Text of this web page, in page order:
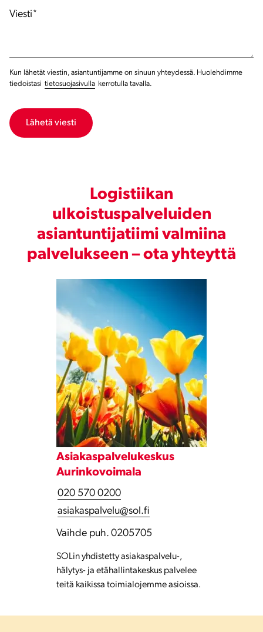
Viesti *
Kun lähetät viestin, asiantuntijamme on sinuun yhteydessä. Huolehdimme
tiedoistasi tietosuojasivulla kerrotulla tavalla.
Logistiikan
ulkoistuspalveluiden
asiantuntijatiimi valmiina
palvelukseen – ota yhteyttä
Asiakaspalvelukeskus
Aurinkovoimala
020 570 0200
asiakaspalvelu@sol.fi
Vaihde puh. 0205705
SOLin yhdistetty asiakaspalvelu-,
hälytys- ja etähallintakeskus palvelee
teitä kaikissa toimialojemme asioissa.